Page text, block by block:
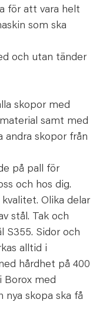
för att vara helt
som ska
och utan tänder
skopor med
samt med
andra skopor från
på pall för
och hos dig.
Olika delar
stål. Tak och
S355. Sidor och
alltid i
hårdhet på 400
Borox med
skopa ska få